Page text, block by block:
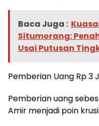
Baca Juga :
Situmorang:
Usai Putusan
Pemberian Uang Rp 3
Pemberian uang
Amir menjadi poin